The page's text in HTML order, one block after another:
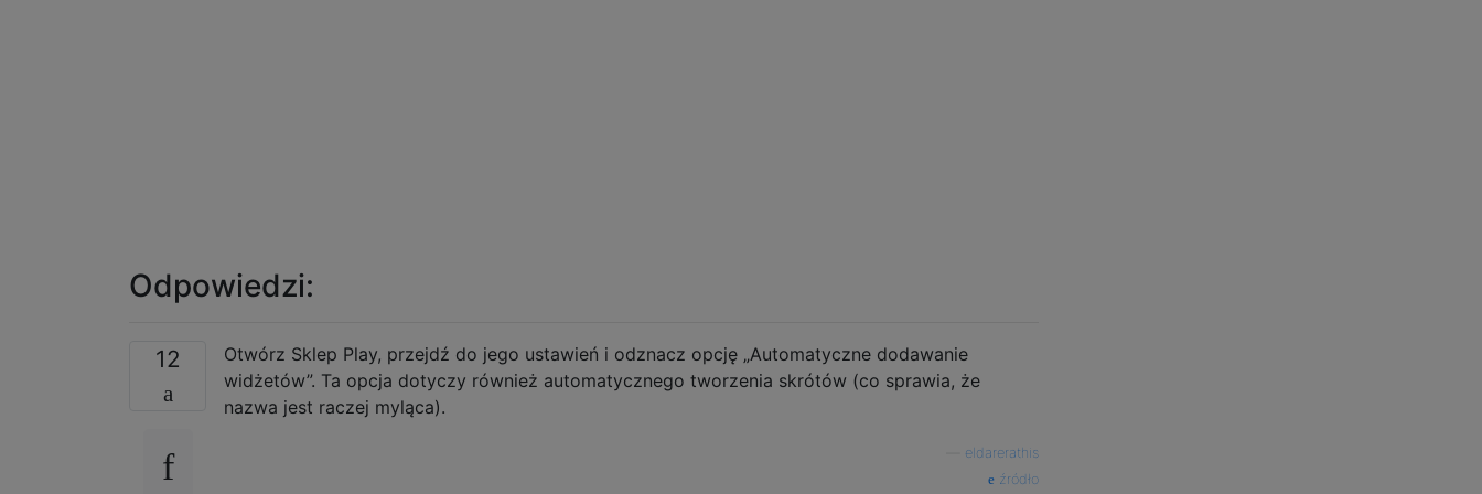
Odpowiedzi:
12
Otwórz Sklep Play, przejdź do jego ustawień i odznacz opcję „Automatyczne dodawanie
widżetów”. Ta opcja dotyczy również automatycznego tworzenia skrótów (co sprawia, że ​​
nazwa jest raczej myląca).
eldarerathis
źródło